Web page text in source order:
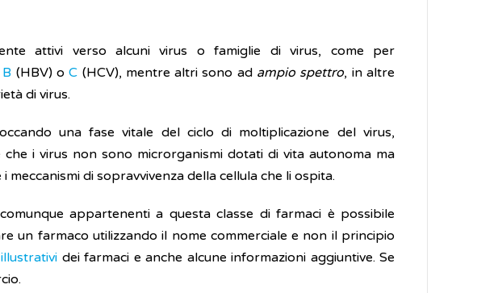
attivi verso alcuni virus o famiglie di virus, come per
(HBV) oC (HCV), mentre altri sono ad ampio spettro, in altre
di virus.
una fase vitale del ciclo di moltiplicazione del virus,
i virus non sono microrganismi dotati di vita autonoma ma
di sopravvivenza della cellula che li ospita.
appartenenti a questa classe di farmaci è possibile
un farmaco utilizzando il nome commerciale e non il principio
dei farmaci e anche alcune informazioni aggiuntive. Se